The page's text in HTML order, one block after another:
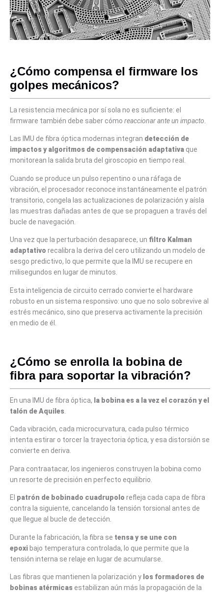
¿Cómo compensa el firmware los
golpes mecánicos?
La resistencia mecánica por sí sola no es suficiente: el
firmware también debe saber cómo reaccionar ante un impacto
Las IMU de fibra óptica modernas integran detección de
impactos y algoritmos de compensación adaptativa que
monitorean la salida bruta del giroscopio en tiempo real.
Cuando se produce un pulso repentino o una ráfaga de
vibración, el procesador reconoce instantáneamente el patrón
transitorio, congela las actualizaciones de polarización y aísla
las muestras dañadas antes de que se propaguen a través del
bucle de navegación.
Una vez que la perturbación desaparece, un filtro Kalman
adaptativo recalibra la deriva del cero utilizando un modelo de
sesgo predictivo, lo que permite que la IMU se recupere en
milisegundos en lugar de minutos.
Esta inteligencia de circuito cerrado convierte el hardware
robusto en un sistema responsivo: uno que no solo sobrevive al
estrés mecánico, sino que preserva activamente la precisión
en medio de él.
¿Cómo se enrolla la bobina de
fibra para soportar la vibración?
En una IMU de fibra óptica, la bobina es a la vez el corazón y el
talón de Aquiles
Cada vibración, cada microcurvatura, cada pulso térmico
intenta estirar o torcer la trayectoria óptica, y esa distorsión se
convierte en deriva.
Para contraatacar, los ingenieros construyen la bobina como
un resorte de precisión en perfecto equilibrio.
El patrón de bobinado cuadrupolo refleja cada capa de fibra
contra la siguiente, cancelando la tensión torsional antes de
que llegue al bucle de detección.
Durante la fabricación, la fibra se tensa y se une con
epoxibajo temperatura controlada, lo que permite que la
tensión interna se relaje en lugar de acumularse.
Las fibras que mantienen la polarización y los formadores de
bobinas atérmicas estabilizan aún más la propagación de la